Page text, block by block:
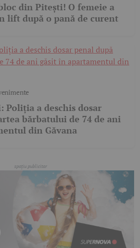
din Pitești! O femeie a
lift după o pană de curent
Poliția a deschis dosar
bărbatului de 74 de ani
din Găvana